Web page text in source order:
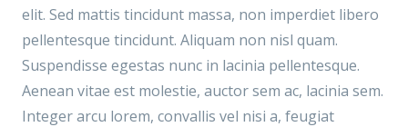
elit. Sed mattis tincidunt massa, non imperdiet libero
pellentesque tincidunt. Aliquam non nisl quam.
Suspendisse egestas nunc in lacinia pellentesque.
Aenean vitae est molestie, auctor sem ac, lacinia sem.
Integer arcu lorem, convallis vel nisi a, feugiat